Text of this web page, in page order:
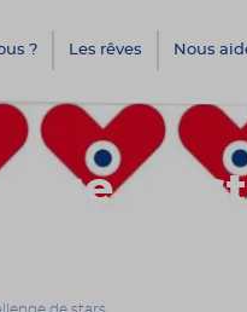
? Les rêves Nous
de